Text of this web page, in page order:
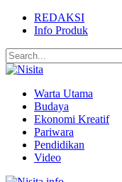
REDAKSI
Info Produk
Warta Utama
Budaya
Ekonomi Kreatif
Pariwara
Pendidikan
Video